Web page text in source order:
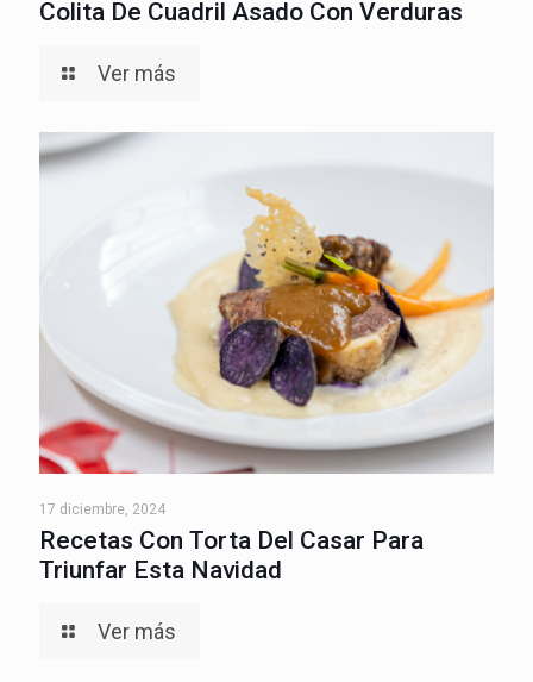
Colita De Cuadril Asado Con Verduras
Ver más
17 diciembre, 2024
Recetas Con Torta Del Casar Para
Triunfar Esta Navidad
Ver más